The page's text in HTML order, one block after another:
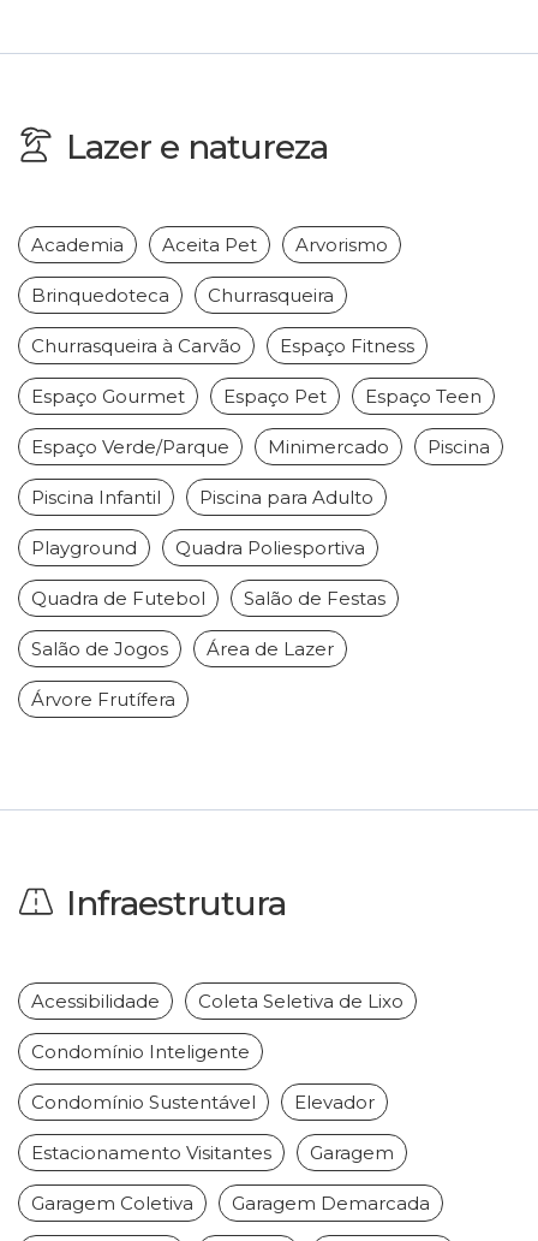
Lazer e natureza
Academia Aceita Pet Arvorismo
Brinquedoteca Churrasqueira
Churrasqueira à Carvão Espaço Fitness
Espaço Gourmet Espaço Pet Espaço Teen
Espaço Verde/Parque Minimercado Piscina
Piscina Infantil Piscina para Adulto
Playground Quadra Poliesportiva
Quadra de Futebol Salão de Festas
Salão de Jogos Área de Lazer
Árvore Frutífera
Infraestrutura
Acessibilidade Coleta Seletiva de Lixo
Condomínio Inteligente
Condomínio Sustentável Elevador
Estacionamento Visitantes Garagem
Garagem Coletiva Garagem Demarcada